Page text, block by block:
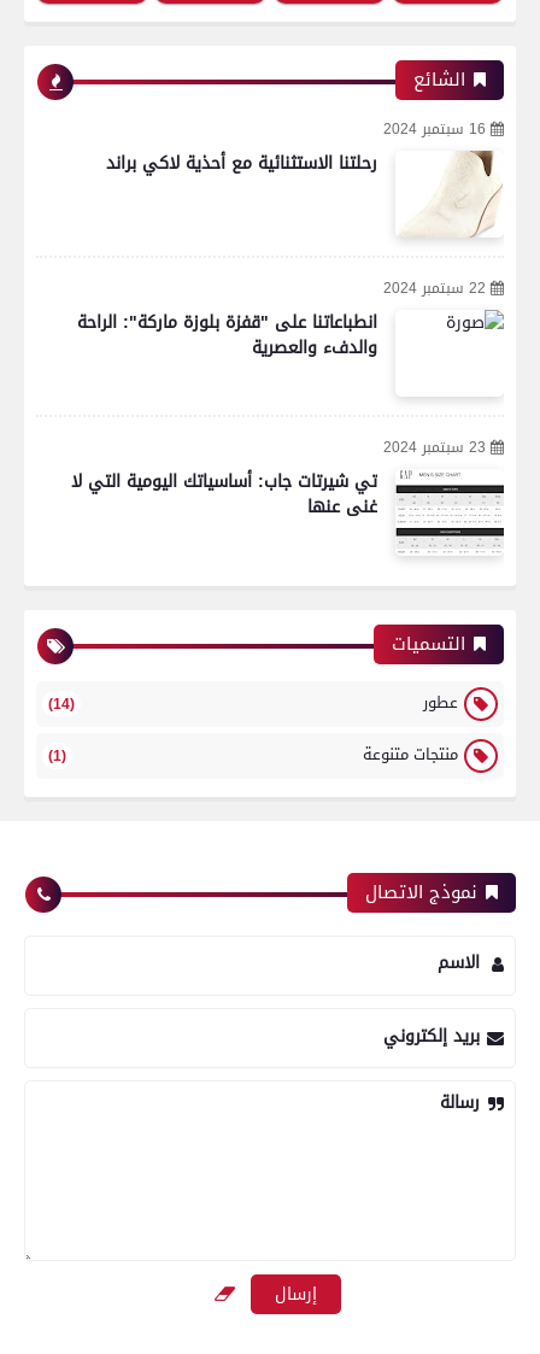
الشائع
16 سبتمبر 2024
رحلتنا الاستثنائية مع أحذية لاكي براند
22 سبتمبر 2024
انطباعاتنا على "قفزة بلوزة ماركة": الراحة
والدفء والعصرية
23 سبتمبر 2024
تي شيرتات جاب: أساسياتك اليومية التي لا
غنى عنها
التسميات
عطور (14)
منتجات متنوعة (1)
نموذج الاتصال
الاسم
بريد إلكتروني
رسالة